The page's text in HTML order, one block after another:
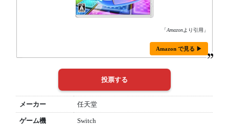
「Amazonより引用」
Amazon で見る ▶
メーカー 任天堂
ゲーム機 Switch